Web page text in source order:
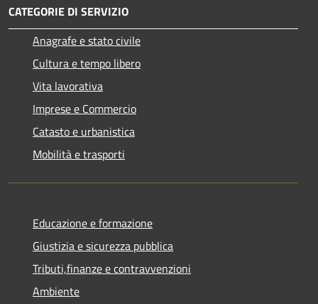
CATEGORIE DI SERVIZIO
Anagrafe e stato civile
Cultura e tempo libero
Vita lavorativa
Imprese e Commercio
Catasto e urbanistica
Mobilità e trasporti
Educazione e formazione
Giustizia e sicurezza pubblica
Tributi,finanze e contravvenzioni
Ambiente